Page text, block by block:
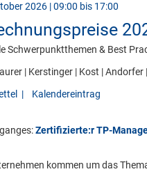
2026 | 09:00 bis 17:00
Schwerpunktthemen & Best
| Kerstinger | Kost |Andorfer |
| Kalendereintrag
Zertifizierte:r TP-
kommen um das